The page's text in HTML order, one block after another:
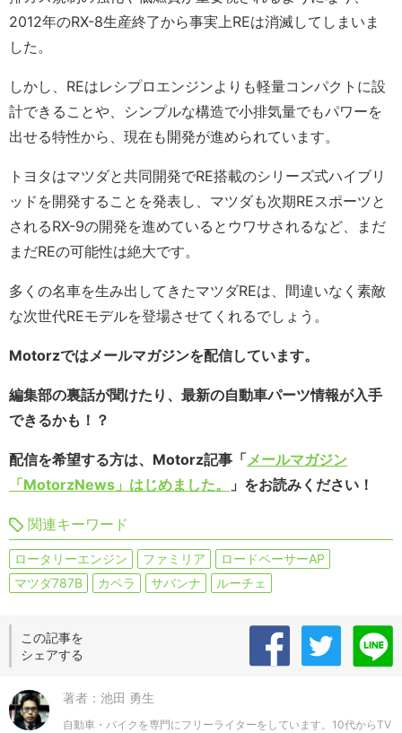
2012年のRX-8生産終了から事実上REは消滅してしまいま
した。
しかし、REはレシプロエンジンよりも軽量コンパクトに設
計できることや、シンプルな構造で小排気量でもパワーを
出せる特性から、現在も開発が進められています。
トヨタはマツダと共同開発でRE搭載のシリーズ式ハイブリ
ッドを開発することを発表し、マツダも次期REスポーツと
されるRX-9の開発を進めているとウワサされるなど、まだ
まだREの可能性は絶大です。
多くの名車を生み出してきたマツダREは、間違いなく素敵
な次世代REモデルを登場させてくれるでしょう。
Motorzではメールマガジンを配信しています。
編集部の裏話が聞けたり、最新の自動車パーツ情報が入手
できるかも！？
配信を希望する方は、Motorz記事「 メールマガジン
「MotorzNews」はじめました。
」をお読みください！
関連キーワード
ロータリーエンジン ファミリア
ロードペーサーAP
マツダ787B
カペラ サバンナ ルーチェ
この記事を
シェアする
著者：池田 勇生
自動車・バイクを専門にフリーライターをしています。10代からTV